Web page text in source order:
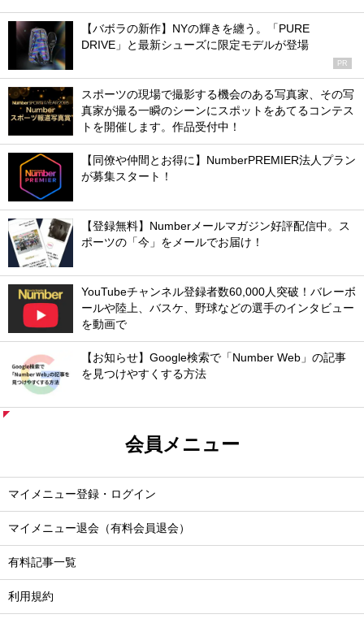
【バボラの新作】NYの輝きを纏う。「PURE
DRIVE」と最新シューズに限定モデルが登場
PR
スポーツの現場で撮影する機会のある写真家、その写
真家が撮る一瞬のシーンにスポットをあてるコンテス
トを開催します。作品受付中！
【同僚や仲間とお得に】NumberPREMIER法人プラン
が募集スタート！
【登録無料】Numberメールマガジン好評配信中。ス
ポーツの「今」をメールでお届け！
YouTubeチャンネル登録者数60,000人突破！バレーボ
ールや陸上、バスケ、野球などの選手のインタビュー
を動画で
【お知らせ】Google検索で「Number Web」の記事
を見つけやすくする方法
会員メニュー
マイメニュー登録・ログイン
マイメニュー退会（有料会員退会）
有料記事一覧
利用規約